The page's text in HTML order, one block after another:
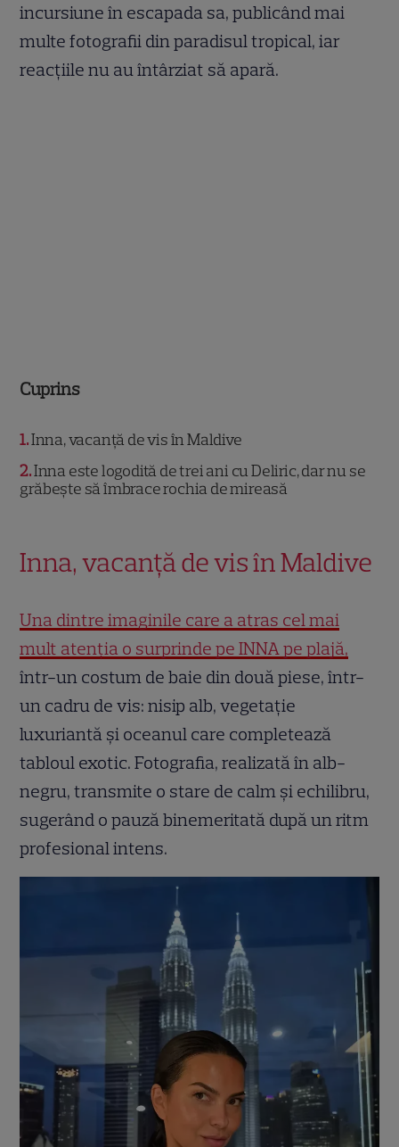
incursiune în escapada sa, publicând mai
multe fotografii din paradisul tropical, iar
reacțiile nu au întârziat să apară.
Cuprins
1 Inna, vacanță de vis în Maldive
2 Inna este logodită de trei ani cu Deliric, dar nu se
grăbește să îmbrace rochia de mireasă
Inna, vacanță de vis în Maldive
Una dintre imaginile care a atras cel mai
mult atenția o surprinde pe INNA pe plajă,
într-un costum de baie din două piese, într-
un cadru de vis: nisip alb, vegetație
luxuriantă și oceanul care completează
tabloul exotic. Fotografia, realizată în alb-
negru, transmite o stare de calm și echilibru,
sugerând o pauză binemeritată după un ritm
profesional intens.